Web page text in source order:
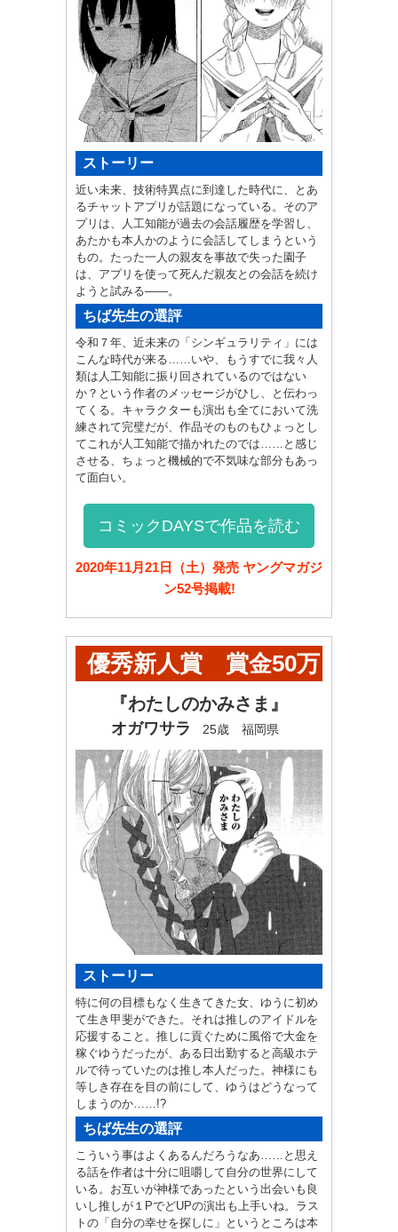
ストーリー
近い未来、技術特異点に到達した時代に、とあ
るチャットアプリが話題になっている。そのア
プリは、人工知能が過去の会話履歴を学習し、
あたかも本人かのように会話してしまうという
もの。たった一人の親友を事故で失った園子
は、アプリを使って死んだ親友との会話を続け
ようと試みる――。
ちば先生の選評
令和７年、近未来の「シンギュラリティ」には
こんな時代が来る……いや、もうすでに我々人
類は人工知能に振り回されているのではない
か？という作者のメッセージがひし、と伝わっ
てくる。キャラクターも演出も全てにおいて洗
練されて完璧だが、作品そのものもひょっとし
てこれが人工知能で描かれたのでは……と感じ
させる、ちょっと機械的で不気味な部分もあっ
て面白い。
コミックDAYSで作品を読む
2020年11月21日（土）発売 ヤングマガジ
ン52号掲載!
優秀新人賞 賞金50万
円+ヤンマガ奨学金60
万円
『わたしのかみさま』
オガワサラ 25歳 福岡県
ストーリー
特に何の目標もなく生きてきた女、ゆうに初め
て生き甲斐ができた。それは推しのアイドルを
応援すること。推しに貢ぐために風俗で大金を
稼ぐゆうだったが、ある日出勤すると高級ホテ
ルで待っていたのは推し本人だった。神様にも
等しき存在を目の前にして、ゆうはどうなって
しまうのか……!?
ちば先生の選評
こういう事はよくあるんだろうなあ……と思え
る話を作者は十分に咀嚼して自分の世界にして
いる。お互いが神様であったという出会いも良
いし推しが１PでどUPの演出も上手いね。ラス
トの「自分の幸せを探しに」というところは本